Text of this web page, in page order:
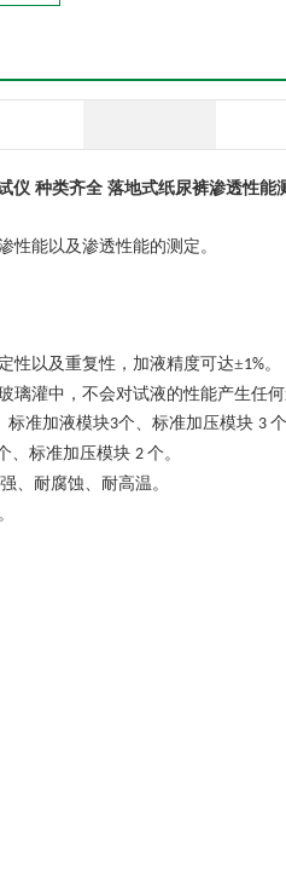
仪 种类齐全 落地式纸尿裤渗透性能
性能以及渗透性能的测定。
性以及重复性，加液精度可达±1%。
灌中，不会对试液的性能产生任何
标准加液模块3个、标准加压模块 3 个
、标准加压模块 2 个。
、耐腐蚀、耐高温。